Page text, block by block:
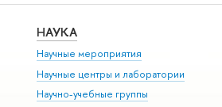
НАУКА
Научные мероприятия
Научные центры и лаборатории
Научно-учебные группы